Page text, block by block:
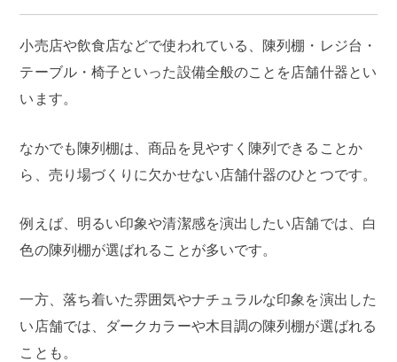
小売店や飲食店などで使われている、陳列棚・レジ台・
テーブル・椅子といった設備全般のことを店舗什器とい
います。
なかでも陳列棚は、商品を見やすく陳列できることか
ら、売り場づくりに欠かせない店舗什器のひとつです。
例えば、明るい印象や清潔感を演出したい店舗では、白
色の陳列棚が選ばれることが多いです。
一方、落ち着いた雰囲気やナチュラルな印象を演出した
い店舗では、ダークカラーや木目調の陳列棚が選ばれる
ことも。